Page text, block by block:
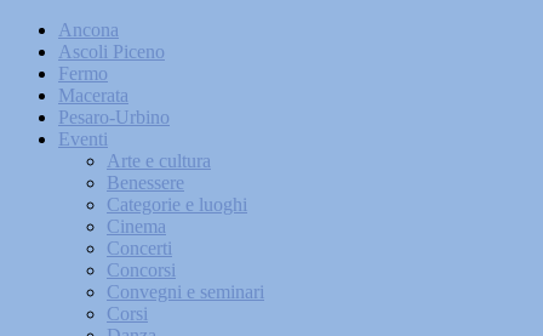
Ancona
Ascoli Piceno
Fermo
Macerata
Pesaro-Urbino
Eventi
Arte e cultura
Benessere
Categorie e luoghi
Cinema
Concerti
Concorsi
Convegni e seminari
Corsi